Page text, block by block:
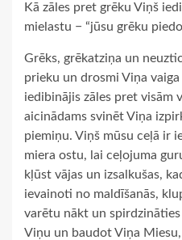
Kā zāles pret grēku Viņš
mielastu − “jūsu grēku
Grēks, grēkatziņa un
prieku un drosmi Viņa
iedibinājis zāles pret visām
aicinādams svinēt Viņa
piemiņu. Viņš mūsu ceļā ir
miera ostu, lai ceļojuma
kļūst vājas un izsalkušas,
ievainoti no maldīšanās,
varētu nākt un
Viņu un baudot Viņa